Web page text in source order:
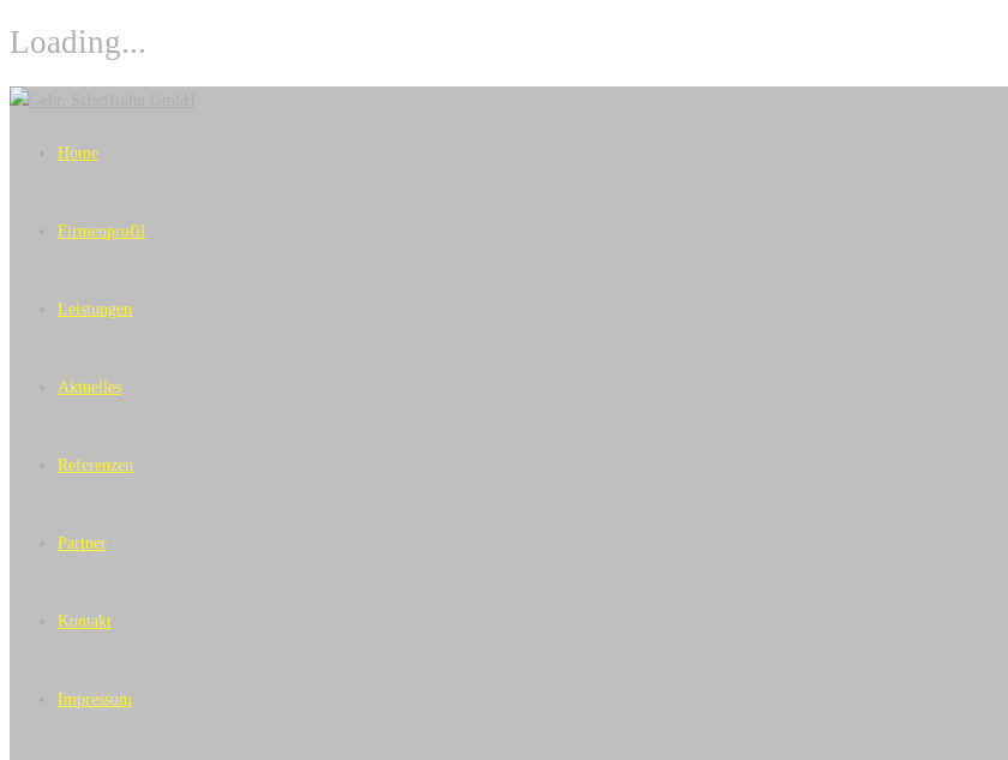
Loading...
Skip
Home
Firmenprofil
Leistungen
Aktuelles
Referenzen
Partner
Kontakt
Impressum